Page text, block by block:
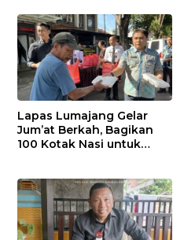
Lapas Lumajang Gelar
Jum’at Berkah, Bagikan
100 Kotak Nasi untuk